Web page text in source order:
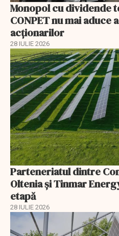
Monopol cu dividende
CONPET nu mai aduce
acționarilor
28 IULIE 2026
Parteneriatul dintre
Oltenia și Tinmar
etapă
28 IULIE 2026